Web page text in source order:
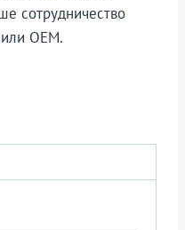
сотрудничество
OEM.